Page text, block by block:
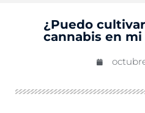
¿Puedo
cannabis en